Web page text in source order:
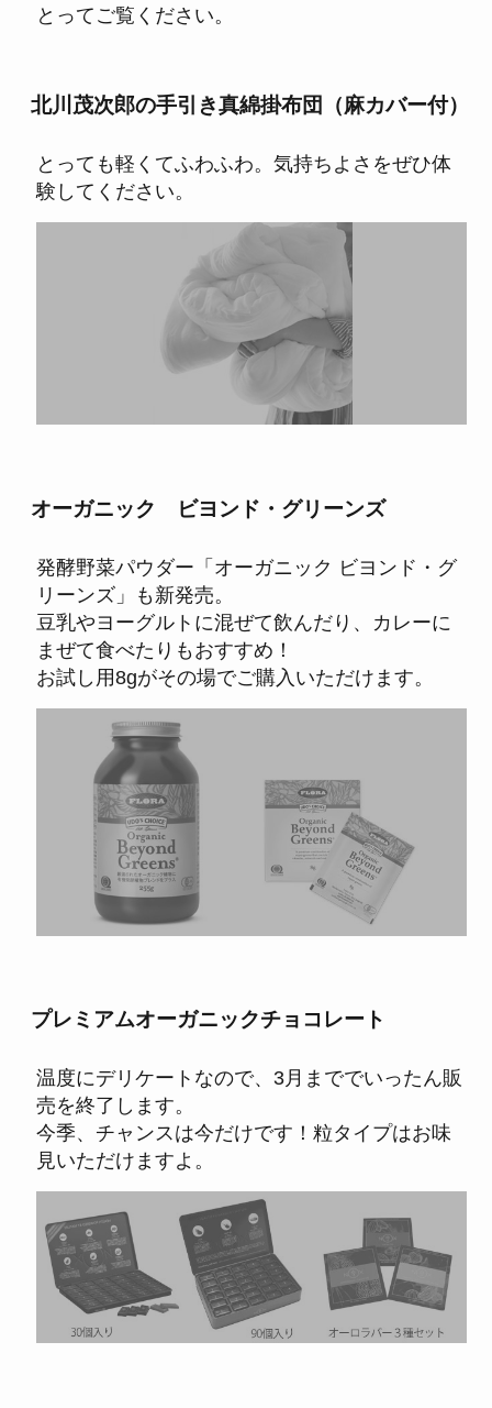
とってご覧ください。
北川茂次郎の手引き真綿掛布団（麻カバー付）
とっても軽くてふわふわ。気持ちよさをぜひ体
験してください。
オーガニック ビヨンド・グリーンズ
発酵野菜パウダー「オーガニック ビヨンド・グ
リーンズ」も新発売。
豆乳やヨーグルトに混ぜて飲んだり、カレーに
まぜて食べたりもおすすめ！
お試し用8gがその場でご購入いただけます。
プレミアムオーガニックチョコレート
温度にデリケートなので、3月まででいったん販
売を終了します。
今季、チャンスは今だけです！粒タイプはお味
見いただけますよ。